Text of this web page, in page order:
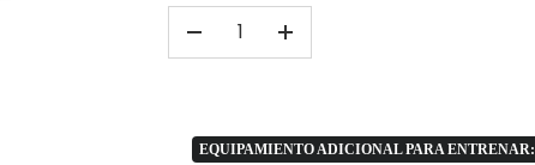
+
EQUIPAMIENTO ADICIONAL PARA ENTRENAR: